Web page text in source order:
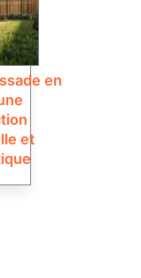
en
et